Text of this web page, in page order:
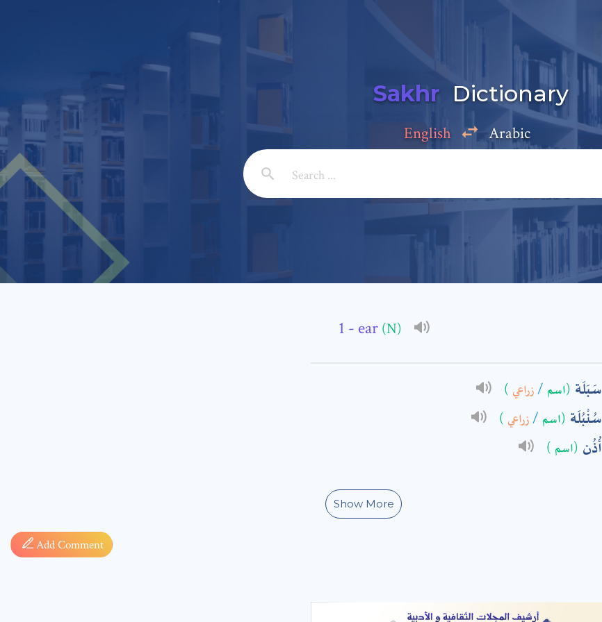
Sakhr Dictionary
English Arabic
- ear (N)
سَبَلَة (اسم /زراعي )
سُنْبُلَة (اسم /زراعي )
أُذُن (اسم )
Show More
Add Comment
Add a comment
Email: *
Subject: *
* sign, it means are required fields